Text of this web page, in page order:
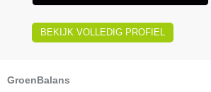
BEKIJK VOLLEDIG PROFIEL
GroenBalans